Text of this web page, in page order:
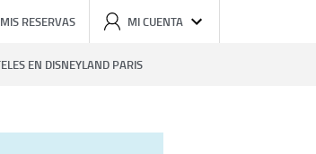
MIS RESERVAS MI CUENTA
EN DISNEYLAND PARIS